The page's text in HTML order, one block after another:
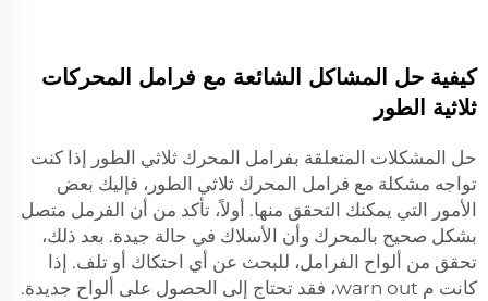
كيفية حل المشاكل الشائعة مع فرامل المحركات
ثلاثية الطور
حل المشكلات المتعلقة بفرامل المحرك ثلاثي الطور إذا كنت
تواجه مشكلة مع فرامل المحرك ثلاثي الطور، فإليك بعض
الأمور التي يمكنك التحقق منها. أولاً، تأكد من أن الفرمل متصل
بشكل صحيح بالمحرك وأن الأسلاك في حالة جيدة. بعد ذلك،
تحقق من ألواح الفرامل، للبحث عن أي احتكاك أو تلف. إذا
كانت م warn out، فقد تحتاج إلى الحصول على ألواح جديدة.